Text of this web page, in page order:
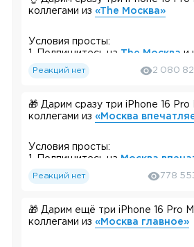
коллегами из «The Москва»
Условия просты:
1. Подпишитесь на The Москва и
2. Нажмите на кнопку
который выберет победителей.
🎉Результаты розыгрыша:
🏆Победители:
2. Александр (@Pro_nexty)
3. Тим Симплый (@l1royyz)
Реакций нет 2 080
🎁 Дарим сразу три iPhone 16 Pro
коллегами из «Москва
Условия просты:
1. Подпишитесь на Москва
Москва 24/7
Итоги подведём 22 июля в 21:00
Реакций нет 778
🎁 Дарим ещё три iPhone 16 Pro
коллегами из «Москва главное»